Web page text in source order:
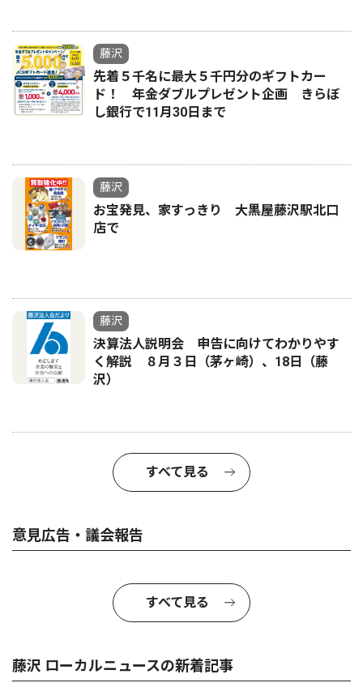
藤沢
先着５千名に最大５千円分のギフトカー
ド！ 年金ダブルプレゼント企画 きらぼ
し銀行で11月30日まで
藤沢
お宝発見、家すっきり 大黒屋藤沢駅北口
店で
藤沢
決算法人説明会 申告に向けてわかりやす
く解説 ８月３日（茅ヶ崎）、18日（藤
沢）
すべて見る
意見広告・議会報告
すべて見る
藤沢 ローカルニュースの新着記事